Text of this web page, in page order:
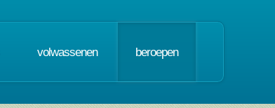
volwassenen beroepen